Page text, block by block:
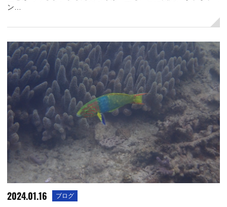
ン…
2024.01.16 ブログ